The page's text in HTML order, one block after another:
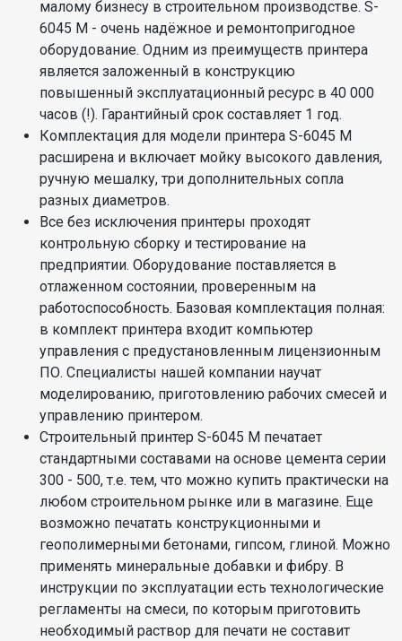
малому бизнесу в строительном производстве. S-
6045 M - очень надёжное и ремонтопригодное
оборудование. Одним из преимуществ принтера
является заложенный в конструкцию
повышенный эксплуатационный ресурс в 40 000
часов (!). Гарантийный срок составляет 1 год.
Комплектация для модели принтера S-6045 М
расширена и включает мойку высокого давления,
ручную мешалку, три дополнительных сопла
разных диаметров.
Все без исключения принтеры проходят
контрольную сборку и тестирование на
предприятии. Оборудование поставляется в
отлаженном состоянии, проверенным на
работоспособность. Базовая комплектация полная:
в комплект принтера входит компьютер
управления с предустановленным лицензионным
ПО. Специалисты нашей компании научат
моделированию, приготовлению рабочих смесей и
управлению принтером.
Строительный принтер S-6045 М печатает
стандартными составами на основе цемента серии
300 - 500, т.е. тем, что можно купить практически на
любом строительном рынке или в магазине. Еще
возможно печатать конструкционными и
геополимерными бетонами, гипсом, глиной. Можно
применять минеральные добавки и фибру. В
инструкции по эксплуатации есть технологические
регламенты на смеси, по которым приготовить
необходимый раствор для печати не составит